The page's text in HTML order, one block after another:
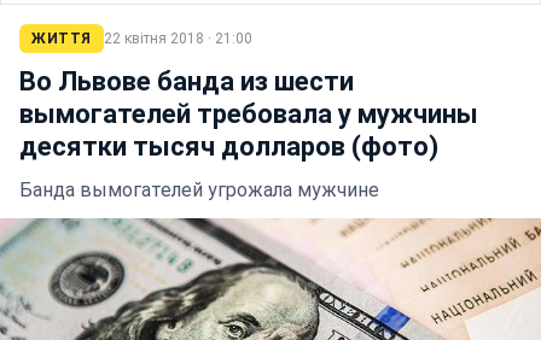
ЖИТТЯ 22 квітня 2018 · 21:00
Во Львове банда из шести
вымогателей требовала у мужчины
десятки тысяч долларов (фото)
Банда вымогателей угрожала мужчине